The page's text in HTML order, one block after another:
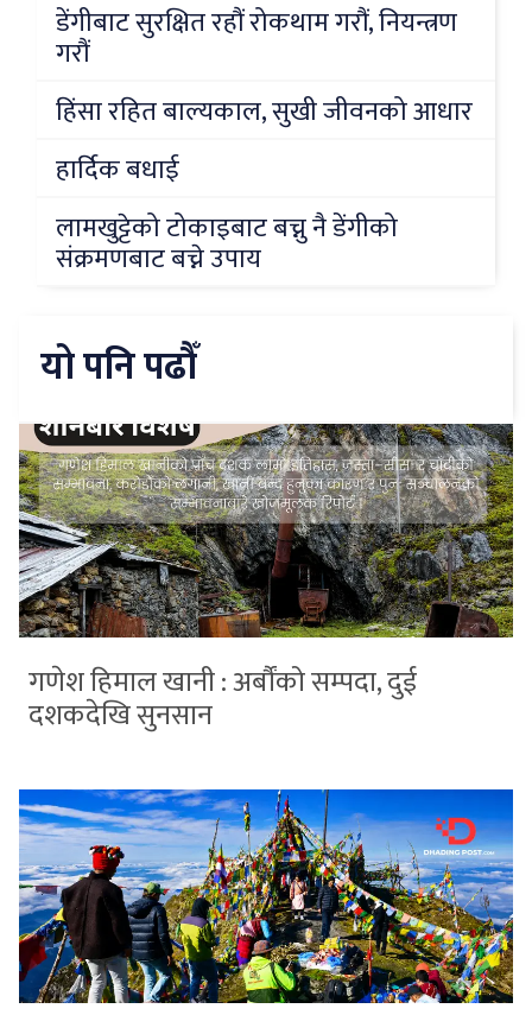
डेंगीबाट सुरक्षित रहौं रोकथाम गरौं, नियन्त्रण
गरौं
हिंसा रहित बाल्यकाल, सुखी जीवनको आधार
हार्दिक बधाई
लामखुट्टेको टोकाइबाट बच्नु नै डेंगीको
संक्रमणबाट बच्ने उपाय
यो पनि पढौँ
गणेश हिमाल खानी : अर्बौंको सम्पदा, दुई
दशकदेखि सुनसान